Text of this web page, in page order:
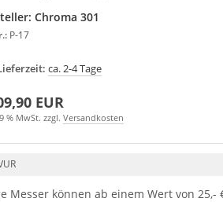
Chroma 301
P-17
ca. 2-4 Tage
EUR
% MwSt. zzgl. Versandkosten
Messer können ab einem Wert von